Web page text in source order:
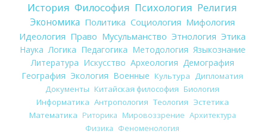
История Философия Психология Религия
Экономика Политика Социология Мифология
Идеология Право Мусульманство Этнология Этика
Наука Логика Педагогика Методология Языкознание
Литература Искусство Археология Демография
География Экология Военные Культура
Дипломатия
Документы Китайская философия Биология
Информатика Антропология Теология Эстетика
Математика Риторика Мировоззрение Архитектура
Физика Феноменология